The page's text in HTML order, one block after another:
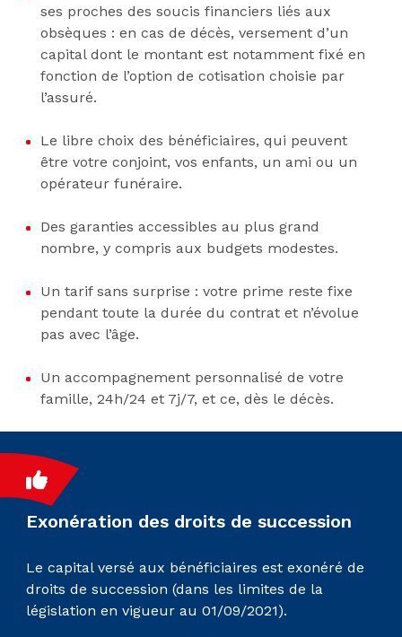
ses proches des soucis financiers liés aux
obsèques : en cas de décès, versement d’un
capital dont le montant est notamment fixé en
fonction de l’option de cotisation choisie par
l’assuré.
Le libre choix des bénéficiaires, qui peuvent
être votre conjoint, vos enfants, un ami ou un
opérateur funéraire.
Des garanties accessibles au plus grand
nombre, y compris aux budgets modestes.
Un tarif sans surprise : votre prime reste fixe
pendant toute la durée du contrat et n’évolue
pas avec l’âge.
Un accompagnement personnalisé de votre
famille, 24h/24 et 7j/7, et ce, dès le décès.
Exonération des droits de succession
Le capital versé aux bénéficiaires est exonéré de
droits de succession (dans les limites de la
législation en vigueur au 01/09/2021).